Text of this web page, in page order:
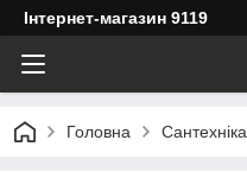
Інтернет-магазин 9119
Головна Сантехніка